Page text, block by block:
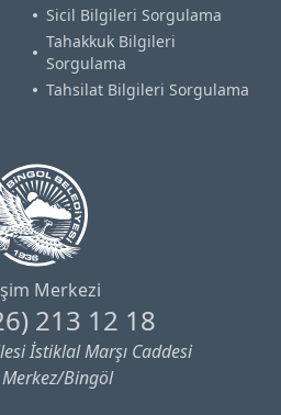
Sicil Bilgileri Sorgulama
Tahakkuk Bilgileri
Sorgulama
Tahsilat Bilgileri Sorgulama
Merkezi
213 12 18
İstiklal Marşı Caddesi
Bingöl